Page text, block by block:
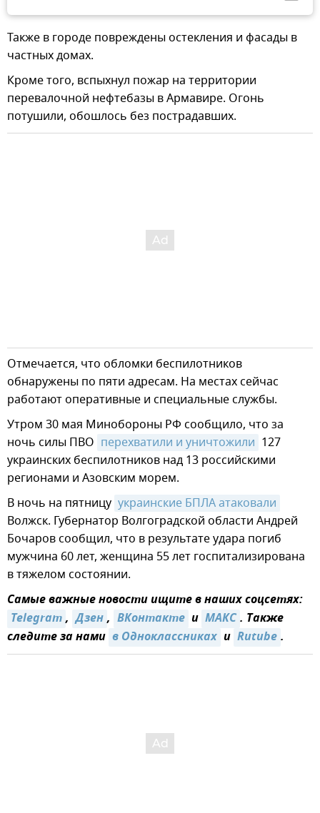
Также в городе повреждены остекления и фасады в
частных домах.
Кроме того, вспыхнул пожар на территории
перевалочной нефтебазы в Армавире. Огонь
потушили, обошлось без пострадавших.
Отмечается, что обломки беспилотников
обнаружены по пяти адресам. На местах сейчас
работают оперативные и специальные службы.
Утром 30 мая Минобороны РФ сообщило, что за
ночь силы ПВО перехватили и уничтожили 127
украинских беспилотников над 13 российскими
регионами и Азовским морем.
В ночь на пятницу украинские БПЛА атаковали
Волжск. Губернатор Волгоградской области Андрей
Бочаров сообщил, что в результате удара погиб
мужчина 60 лет, женщина 55 лет госпитализирована
в тяжелом состоянии.
Самые важные новости ищите в наших соцсетях:
Telegram, Дзен, ВКонтакте и МАКС. Также
следите за нами в Одноклассниках и Rutube.